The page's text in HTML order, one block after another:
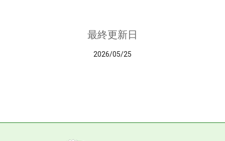
最終更新日
2026/05/25